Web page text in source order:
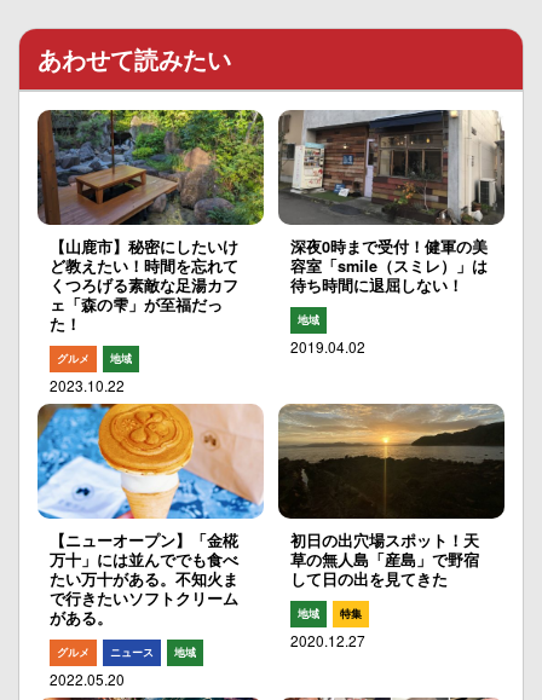
あわせて読みたい
【山鹿市】秘密にしたいけ
ど教えたい！時間を忘れて
くつろげる素敵な足湯カフ
ェ「森の雫」が至福だっ
た！
グルメ 地域
2023.10.22
深夜0時まで受付！健軍の美
容室「smile（スミレ）」は
待ち時間に退屈しない！
地域
2019.04.02
【ニューオープン】「金椛
万十」には並んででも食べ
たい万十がある。不知火ま
で行きたいソフトクリーム
がある。
グルメ ニュース 地域
2022.05.20
初日の出穴場スポット！天
草の無人島「産島」で野宿
して日の出を見てきた
地域 特集
2020.12.27